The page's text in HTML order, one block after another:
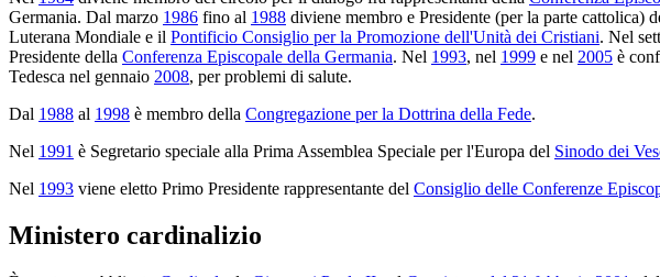
Germania. Dal marzo 1986 fino al 1988 diviene membro e Presidente (per la parte
Luterana Mondiale e il Pontificio Consiglio per la Promozione dell'Unità dei Cristiani. Nel
Presidente della Conferenza Episcopale della Germania. Nel 1993, nel 1999 e nel 2005 è
Tedesca nel gennaio 2008, per problemi di salute.
Dal 1988 al 1998 è membro della Congregazione per la Dottrina della Fede.
Nel 1991 è Segretario speciale alla Prima Assemblea Speciale per l'Europa del Sinodo dei
Nel 1993 viene eletto Primo Presidente rappresentante del Consiglio delle Conferenze
Ministero cardinalizio